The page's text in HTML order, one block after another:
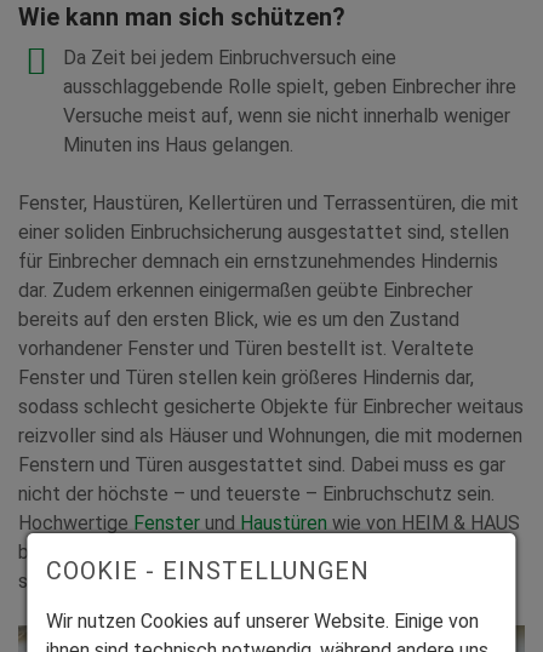
Wie kann man sich schützen?
Da Zeit bei jedem Einbruchversuch eine
ausschlaggebende Rolle spielt, geben Einbrecher ihre
Versuche meist auf, wenn sie nicht innerhalb weniger
Minuten ins Haus gelangen.
Fenster, Haustüren, Kellertüren und Terrassentüren, die mit
einer soliden Einbruchsicherung ausgestattet sind, stellen
für Einbrecher demnach ein ernstzunehmendes Hindernis
dar. Zudem erkennen einigermaßen geübte Einbrecher
bereits auf den ersten Blick, wie es um den Zustand
vorhandener Fenster und Türen bestellt ist. Veraltete
Fenster und Türen stellen kein größeres Hindernis dar,
sodass schlecht gesicherte Objekte für Einbrecher weitaus
reizvoller sind als Häuser und Wohnungen, die mit modernen
Fenstern und Türen ausgestattet sind. Dabei muss es gar
nicht der höchste – und teuerste – Einbruchschutz sein.
Hochwertige Fenster und Haustüren wie von HEIM & HAUS
bieten einen sehr guten Einbruchschutz bereits
standardmäßig.
COOKIE - EINSTELLUNGEN
Wir nutzen Cookies auf unserer Website. Einige von